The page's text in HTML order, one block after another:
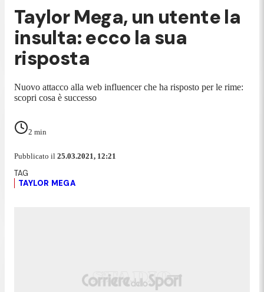
Taylor Mega, un utente la
insulta: ecco la sua
risposta
Nuovo attacco alla web influencer che ha risposto per le rime:
scopri cosa è successo
2 min
Pubblicato il 25.03.2021, 12:21
TAYLOR MEGA